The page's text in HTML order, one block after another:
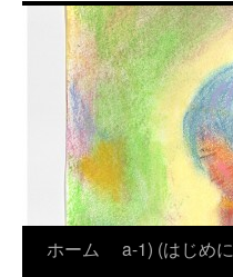
ホーム
a-1) (はじめ